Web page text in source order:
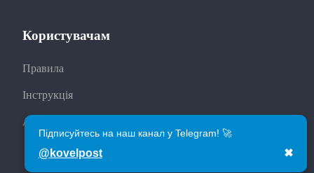
Користувачам
Правила
Інструкція
Автори
Підписуйтесь на наш канал у Telegram! 🚀
@kovelpost ✖